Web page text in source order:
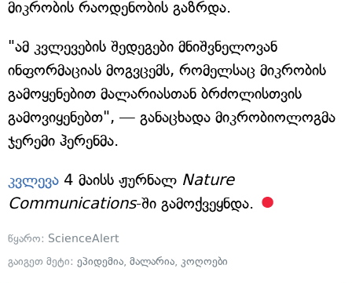
მიკრობის რაოდენობის გაზრდა.
"ამ კვლევების შედეგები მნიშვნელოვან
ინფორმაციას მოგვცემს, რომელსაც მიკრობის
გამოყენებით მალარიასთან ბრძოლისთვის
გამოვიყენებთ", — განაცხადა მიკრობიოლოგმა
ჯერემი ჰერენმა.
კვლევა 4 მაისს ჟურნალ Nature
Communications-ში გამოქვეყნდა.
წყარო: ScienceAlert
გაიგეთ მეტი: ეპიდემია, მალარია, კოღოები